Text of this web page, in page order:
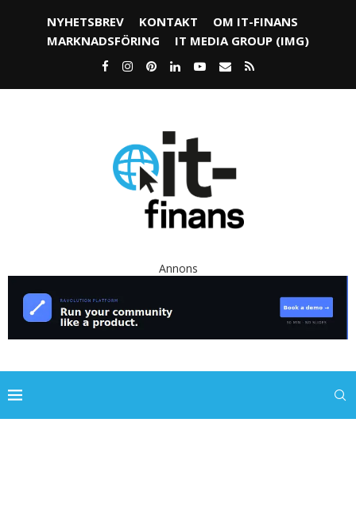
NYHETSBREV KONTAKT
OM IT-FINANS
MARKNADSFÖRING
IT MEDIA GROUP (IMG)
Annons